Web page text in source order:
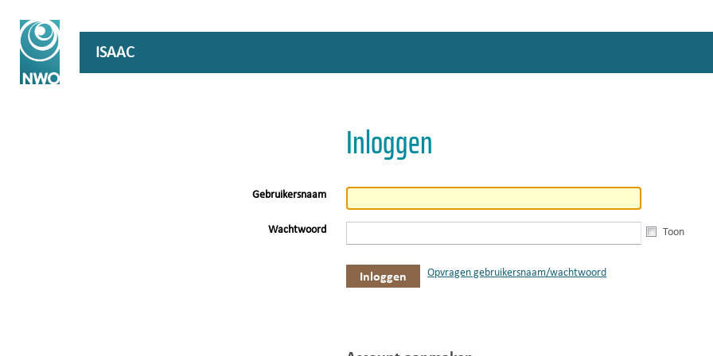
ISAAC
Inloggen
Gebruikersnaam
Wachtwoord Toon
Opvragen gebruikersnaam/wachtwoord